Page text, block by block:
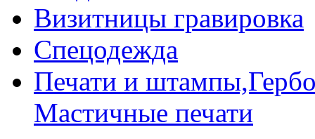
Визитницы гравировка
Спецодежда
Печати и
Мастичные печати